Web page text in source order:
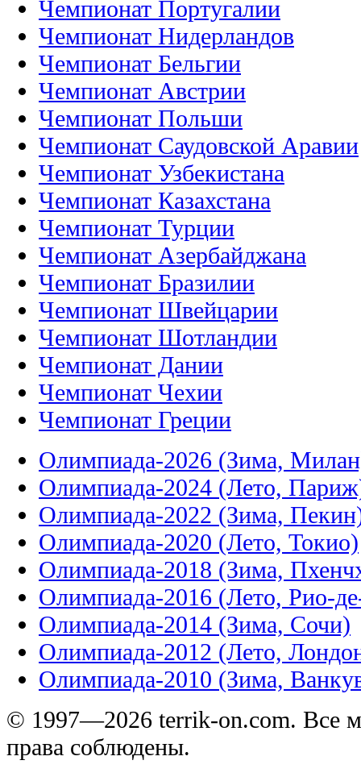
Чемпионат Португалии
Чемпионат Нидерландов
Чемпионат Бельгии
Чемпионат Австрии
Чемпионат Польши
Чемпионат Саудовской Аравии
Чемпионат Узбекистана
Чемпионат Казахстана
Чемпионат Турции
Чемпионат Азербайджана
Чемпионат Бразилии
Чемпионат Швейцарии
Чемпионат Шотландии
Чемпионат Дании
Чемпионат Чехии
Чемпионат Греции
Олимпиада-2026 (Зима,
Олимпиада-2024 (Лето,
Олимпиада-2022 (Зима,
Олимпиада-2020 (Лето, Токио)
Олимпиада-2018 (Зима,
Олимпиада-2016 (Лето, Рио-
Олимпиада-2014 (Зима, Сочи)
Олимпиада-2012 (Лето,
Олимпиада-2010 (Зима,
© 1997—2026 terrik-on.com. Все
права соблюдены.